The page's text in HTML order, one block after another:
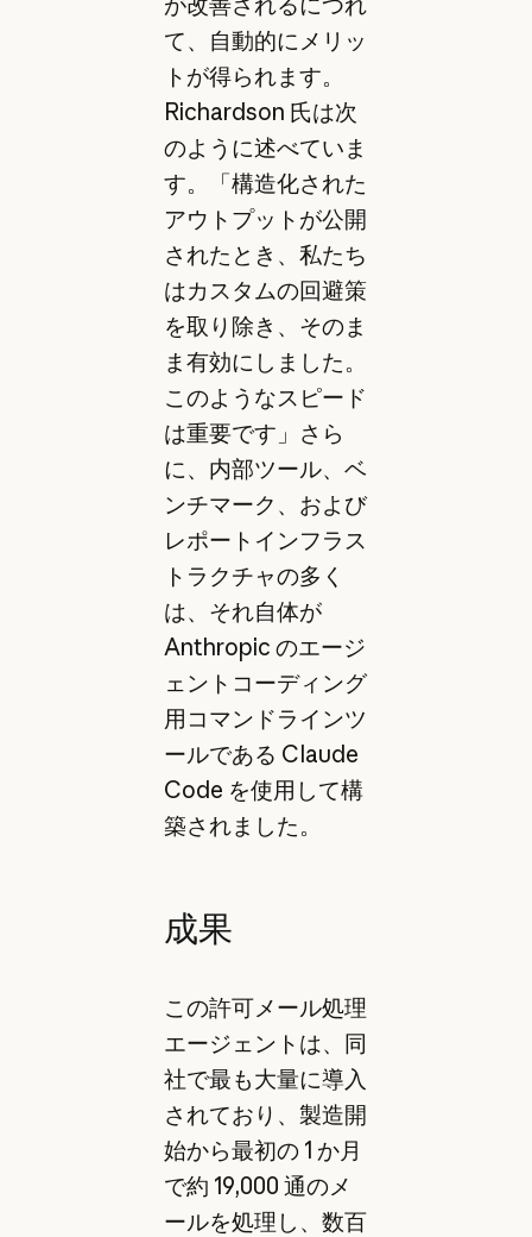
て、自動的にメリッ
トが得られます。
Richardson 氏は次
のように述べていま
す。「構造化された
アウトプットが公開
されたとき、私たち
はカスタムの回避策
を取り除き、そのま
ま有効にしました。
このようなスピード
は重要です」さら
に、内部ツール、ベ
ンチマーク、および
レポートインフラス
トラクチャの多く
は、それ自体が
Anthropic のエージ
ェントコーディング
用コマンドラインツ
ールである Claude
Code を使用して構
築されました。
成果
この許可メール処理
エージェントは、同
社で最も大量に導入
されており、製造開
始から最初の 1 か月
で約 19,000 通のメ
ールを処理し、数百